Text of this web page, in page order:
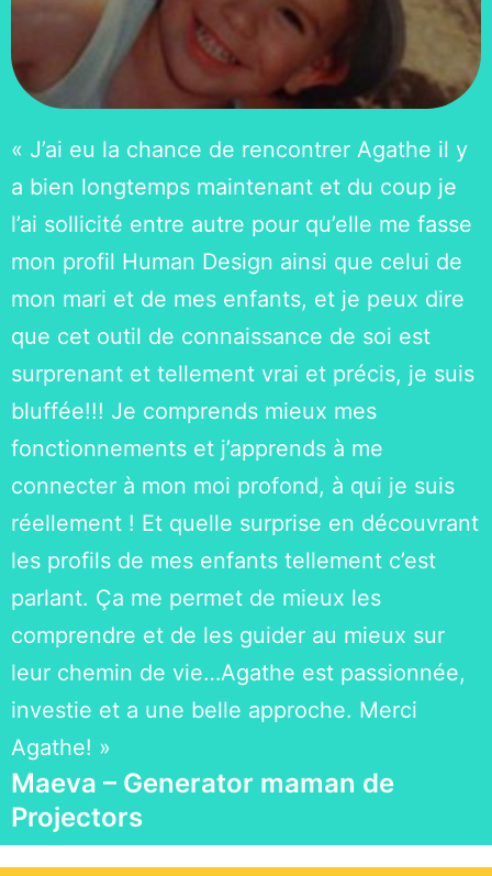
« J’ai eu la chance de rencontrer Agathe il y
a bien longtemps maintenant et du coup je
l’ai sollicité entre autre pour qu’elle me fasse
mon profil Human Design ainsi que celui de
mon mari et de mes enfants, et je peux dire
que cet outil de connaissance de soi est
surprenant et tellement vrai et précis, je suis
bluffée!!! Je comprends mieux mes
fonctionnements et j’apprends à me
connecter à mon moi profond, à qui je suis
réellement ! Et quelle surprise en découvrant
les profils de mes enfants tellement c’est
parlant. Ça me permet de mieux les
comprendre et de les guider au mieux sur
leur chemin de vie…Agathe est passionnée,
investie et a une belle approche. Merci
Agathe! »
Maeva – Generator maman de
Projectors